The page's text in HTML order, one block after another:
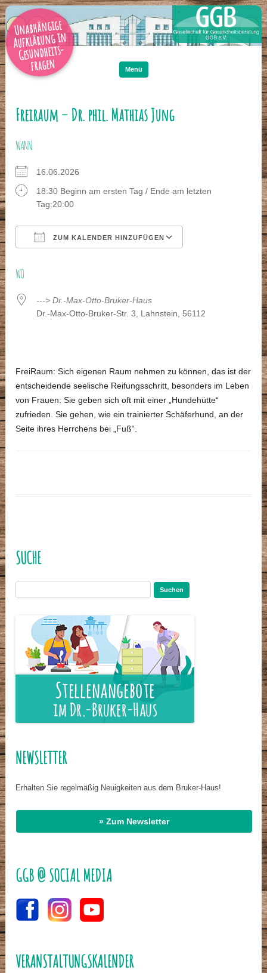
Unabhängige
Aufklärung in
Gesundheits-
fragen Menü
Freiraum – Dr. phil. Mathias Jung
WANN
16.06.2026
18:30 Beginn am ersten Tag / Ende am letzten
Tag:20:00
ZUM KALENDER HINZUFÜGEN
WO
---> Dr.-Max-Otto-Bruker-Haus
Dr.-Max-Otto-Bruker-Str. 3, Lahnstein, 56112
FreiRaum: Sich eigenen Raum nehmen zu können, das ist der
entscheidende seelische Reifungsschritt, besonders im Leben
von Frauen: Sie geben sich oft mit einer „Hundehütte“
zufrieden. Sie gehen, wie ein trainierter Schäferhund, an der
Seite ihres Herrchens bei „Fuß“.
SUCHE
nach:
NEWSLETTER
Erhalten Sie regelmäßig Neuigkeiten aus dem Bruker-Haus!
» Zum Newsletter
GGB @ SOCIAL MEDIA
VERANSTALTUNGSKALENDER